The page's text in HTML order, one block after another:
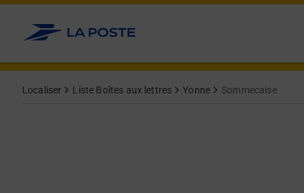
Allez au contenu
Localiser Liste Boîtes aux lettres Yonne Sommecaise